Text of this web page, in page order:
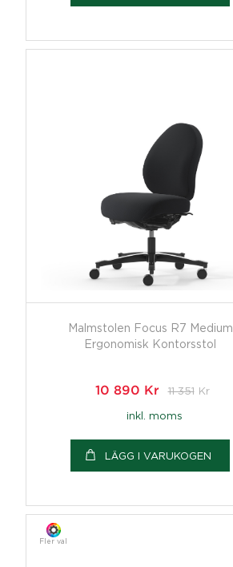
Malmstolen Focus R7 Medium
Ergonomisk Kontorsstol
10 890 Kr 11 351 Kr
inkl. moms
LÄGG I VARUKOGEN
Fler val